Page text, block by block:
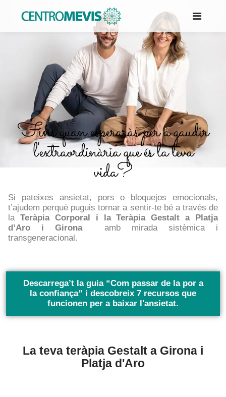
Fins quan esperaràs per a gaudir
l'extraordinària que és la teva
vida?
Si pateixes ansietat, pors o bloquejos emocionals,
t’ajudem perquè puguis tornar a sentir-te bé a través de
la Teràpia Corporal i laTeràpia Gestalt a Platja
d’Aro i Gironaamb mirada sistèmica i
transgeneracional.
Descarrega’t la guia “Com passar de la por a
la confiança” i descobreix 7 recursos que
funcionen per a baixar l'ansietat.
La teva teràpia Gestalt a Girona i
Platja d'Aro